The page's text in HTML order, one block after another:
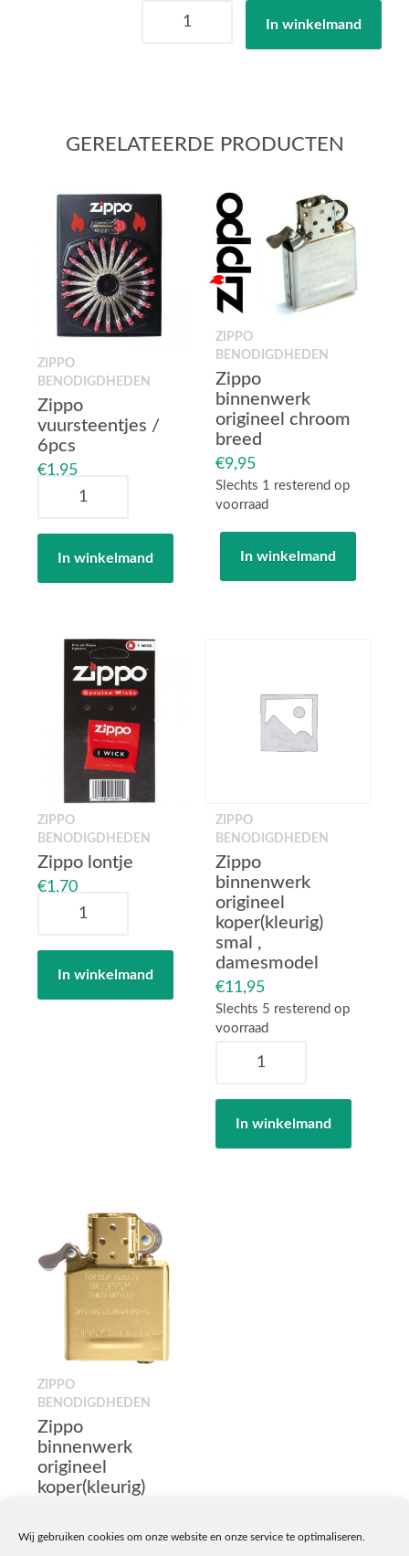
Wij gebruiken cookies om onze website en onze service te optimaliseren.
aanstekerbenzine
In winkelmand
GERELATEERDE PRODUCTEN
ZIPPO
BENODIGDHEDEN
Zippo
vuursteentjes /
6pcs
€1,95
vuursteentjes
aantalIn winkelmand
ZIPPO
BENODIGDHEDEN
Zippo
binnenwerk
origineel chroom
breed
€9,95
Slechts 1 resterend op
voorraad
origineel
In winkelmand
ZIPPO
BENODIGDHEDEN
Zippo lontje
€1,70
In winkelmand
ZIPPO
BENODIGDHEDEN
Zippo
binnenwerk
origineel
koper(kleurig)
smal ,
damesmodel
€11,95
Slechts 5 resterend op
voorraad
binnenwerk
smal
,
In winkelmand
ZIPPO
BENODIGDHEDEN
Zippo
binnenwerk
origineel
koper(kleurig)
€9,95